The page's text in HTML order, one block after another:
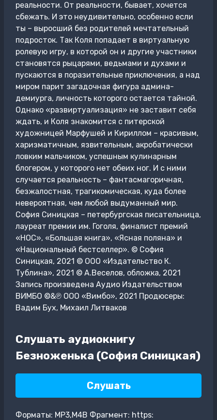
реальности. От реальности, бывает, хочется
сбежать. И это неудивительно, особенно если
ты – выросший без родителей мечтательный
подросток. Так Коля попадает в виртуальную
ролевую игру, в которой он и другие участники
становятся рыцарями, ведьмами и духами и
пускаются в поразительные приключения, а над
миром парит загадочная фигура админа-
демиурга, личность которого остается тайной.
Однако «развиртуализация» не заставит себя
ждать, и Коля знакомится с питерской
художницей Марфушей и Кириллом – красивым,
харизматичным, язвительным, акробатически
ловким мальчиком, успешным кулинарным
блогером, у которого нет обеих ног. И с ними
случается реальность – фантасмагоричная,
безжалостная, трагикомическая, куда более
невероятная, чем любой выдуманный мир.
София Синицкая – петербургская писательница,
лауреат премии им. Гоголя, финалист премий
«НОС», «Большая книга», «Ясная поляна» и
«Национальный бестселлер». © София
Синицкая, 2021 © ООО «Издательство К.
Тублина», 2021 © А.Веселов, обложка, 2021
Запись произведена Аудио Издательством
ВИМБО ©&℗ ООО «Вимбо», 2021 Продюсеры:
Вадим Бух, Михаил Литваков
Слушать аудиокнигу
Безноженька (София Синицкая)
Слушать
Форматы: MP3,M4B Фрагмент: https: